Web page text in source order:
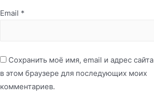
Email *
Сохранить моё имя, email и адрес сайта
в этом браузере для последующих моих
комментариев.